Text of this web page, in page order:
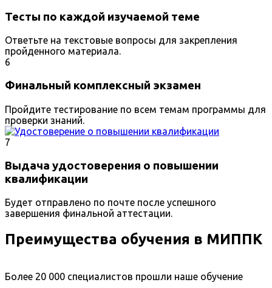
Тесты по каждой изучаемой теме
Ответьте на текстовые вопросы для закрепления
пройденного материала.
6
Финальный комплексный экзамен
Пройдите тестирование по всем темам программы для
проверки знаний.
7
Выдача удостоверения о повышении
квалификации
Будет отправлено по почте после успешного
завершения финальной аттестации.
Преимущества обучения в МИППК
Более 20 000 специалистов прошли наше обучение